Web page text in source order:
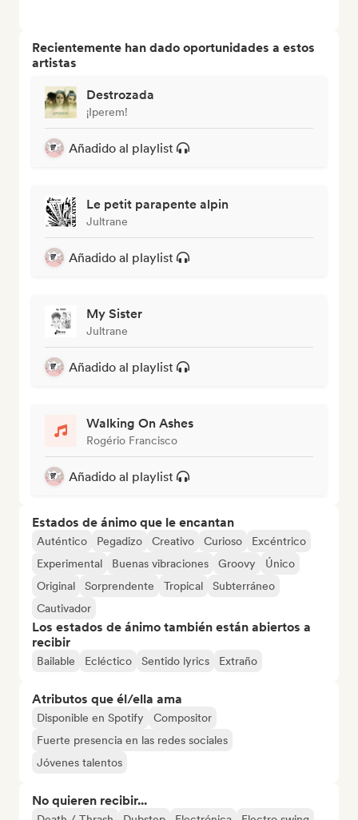
Recientemente han dado oportunidades a estos
artistas
Destrozada
¡Iperem!
Añadido al playlist
Le petit parapente alpin
Jultrane
Añadido al playlist
My Sister
Jultrane
Añadido al playlist
Walking On Ashes
Rogério Francisco
Añadido al playlist
Estados de ánimo que le encantan
Auténtico Pegadizo Creativo Curioso
Excéntrico
Experimental
Buenas vibraciones Groovy
Único
Original
Sorprendente Tropical
Subterráneo
Cautivador
Los estados de ánimo también están abiertos a
recibir
Bailable Ecléctico Sentido lyrics Extraño
Atributos que él/ella ama
Disponible en Spotify
Compositor
Fuerte presencia en las redes sociales
Jóvenes talentos
No quieren recibir...